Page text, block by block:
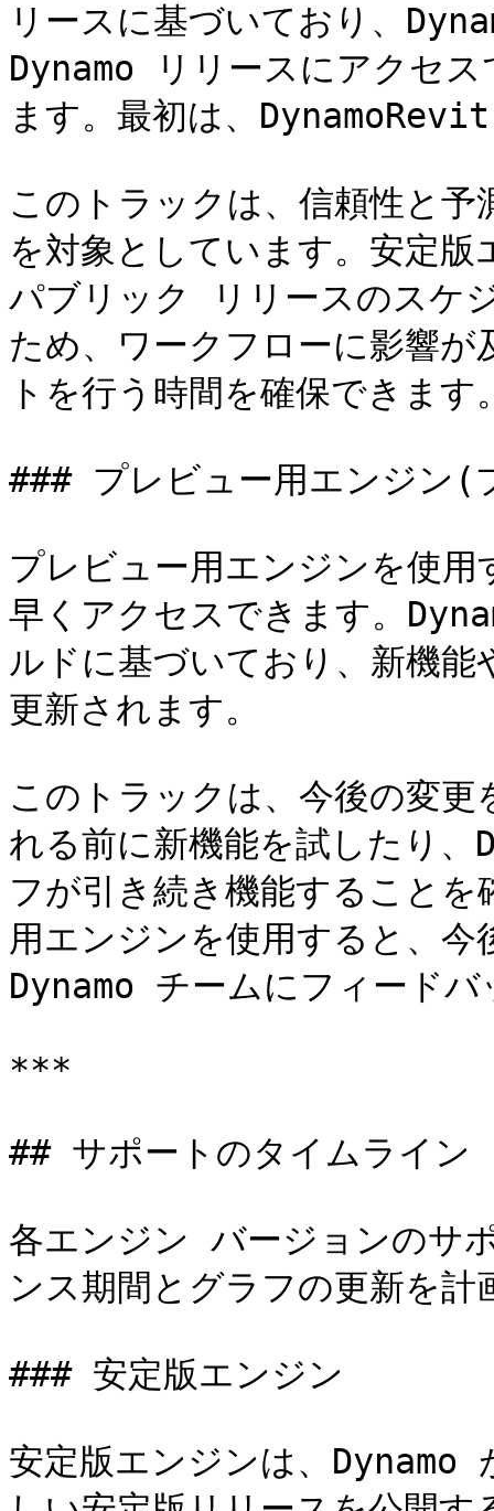
リースに基づいており、
Dynamo リリースにアクセ
ます。最初は、
このトラックは、信頼性と
を対象としています。安定
パブリック リリースのスケ
ため、ワークフローに影響
トを行う時間を確保できます
### プレビュー用エンジン(
プレビュー用エンジンを使
早くアクセスできます。
ルドに基づいており、新機
更新されます。
このトラックは、今後の変
れる前に新機能を試したり
フが引き続き機能すること
用エンジンを使用すると、
Dynamo チームにフィード
***
## サポートのタイムライン
各エンジン バージョンのサ
ンス期間とグラフの更新を
### 安定版エンジン
安定版エンジンは、